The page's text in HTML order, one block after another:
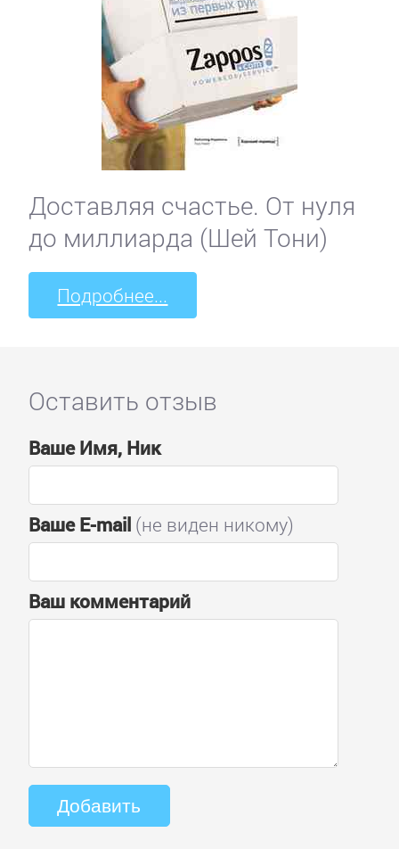
Доставляя счастье. От нуля
до миллиарда (Шей Тони)
Подробнее...
Оставить отзыв
Ваше Имя, Ник
Ваше E-mail(не виден никому)
Ваш комментарий